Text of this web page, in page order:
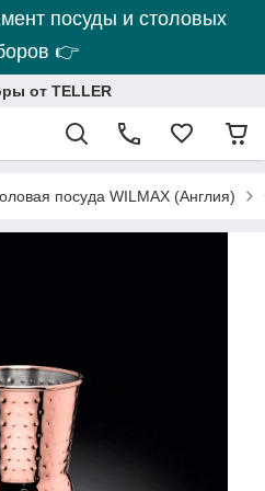
посуды и столовых
👉
от TELLER
посуда WILMAX (Англия)